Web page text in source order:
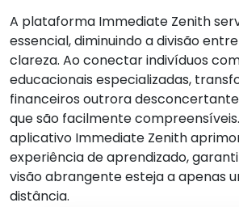
A plataforma Immediate Zenith
essencial, diminuindo a divisão
clareza. Ao conectar indivíduos
educacionais especializadas,
financeiros outrora
que são facilmente
aplicativo Immediate Zenith
experiência de aprendizado,
visão abrangente esteja a apenas
distância.